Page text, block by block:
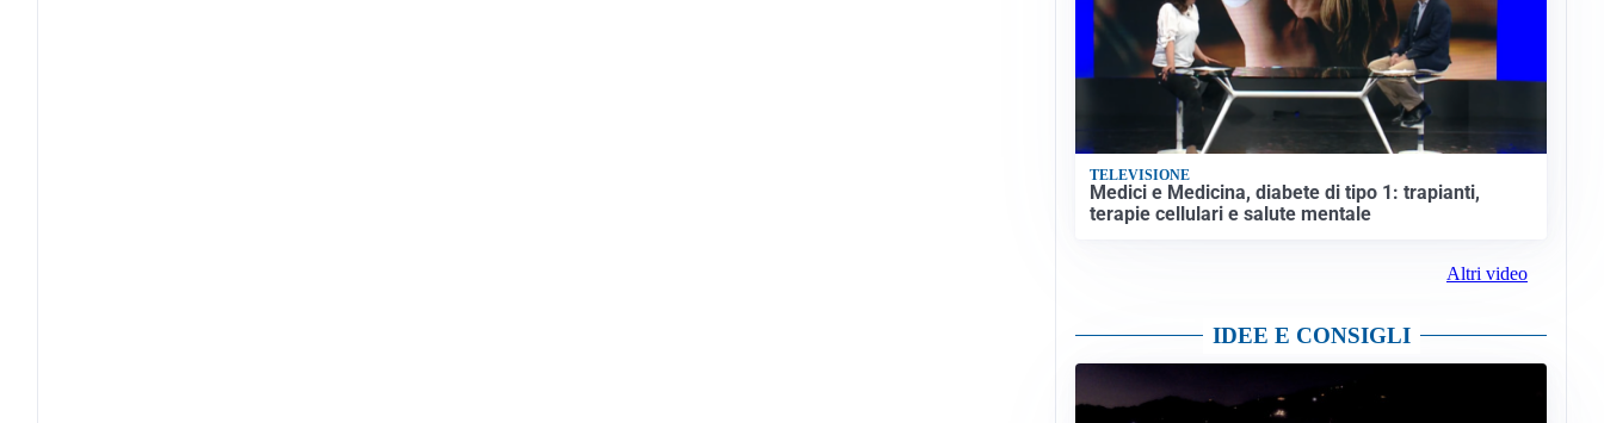
TELEVISIONE
Medici e Medicina, diabete di tipo 1: trapianti,
terapie cellulari e salute mentale
Altri video
IDEE E CONSIGLI